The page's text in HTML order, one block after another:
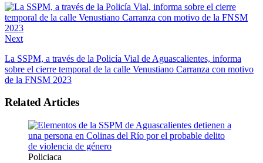
Next
La SSPM, a través de la Policía Vial de Aguascalientes, informa
sobre el cierre temporal de la calle Venustiano Carranza con motivo
de la FNSM 2023
Related Articles
Policiaca